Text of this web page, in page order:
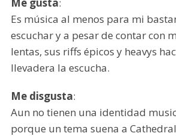
Es música al menos para mi
escuchar y a pesar de contar con
lentas, sus riffs épicos y heavys
llevadera la escucha.
Me disgusta:
Aun no tienen una identidad
porque un tema suena a